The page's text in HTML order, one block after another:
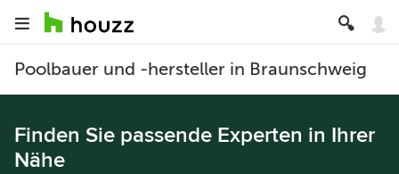
Poolbauer und -hersteller in Braunschweig
Finden Sie passende Experten in Ihrer
Nähe